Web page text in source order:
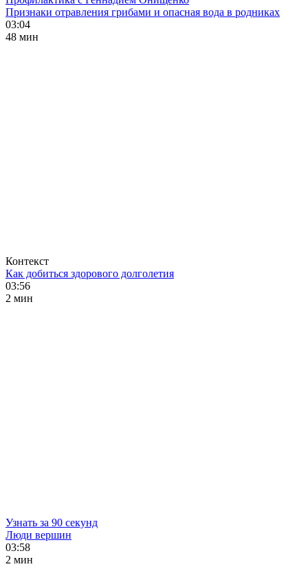
Признаки отравления грибами и опасная вода в родниках
03:04
48 мин
Контекст
Как добиться здорового долголетия
03:56
2 мин
Узнать за 90 секунд
Люди вершин
03:58
2 мин